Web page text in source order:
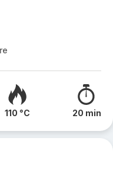
110 °C 20 min